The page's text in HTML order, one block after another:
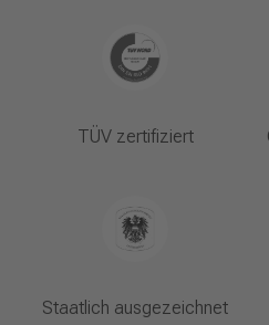
TÜV zertifiziert
Staatlich ausgezeichnet